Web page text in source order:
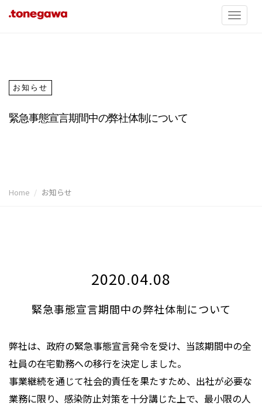
お知らせ
緊急事態宣言期間中の弊社体制について
Home お知らせ
2020.04.08
緊急事態宣言期間中の弊社体制について
弊社は、政府の緊急事態宣言発令を受け、当該期間中の全
社員の在宅勤務への移行を決定しました。
事業継続を通じて社会的責任を果たすため、出社が必要な
業務に限り、感染防止対策を十分講じた上で、最小限の人